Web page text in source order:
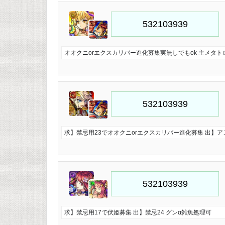
オオクニorエクスカリバー進化募集実無しでもok 主メタト
求】禁忌用23でオオクニorエクスカリバー進化募集 出】ア
求】禁忌用17で伏姫募集 出】禁忌24 グンα雑魚処理可